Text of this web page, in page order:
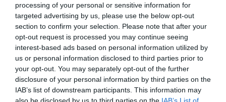
processing of your personal or sensitive information for
targeted advertising by us, please use the below opt-out
section to confirm your selection. Please note that after your
opt-out request is processed you may continue seeing
interest-based ads based on personal information utilized by
us or personal information disclosed to third parties prior to
your opt-out. You may separately opt-out of the further
disclosure of your personal information by third parties on the
IAB’s list of downstream participants. This information may